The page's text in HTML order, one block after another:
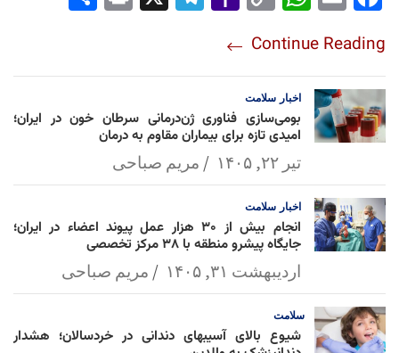
ok
Ap
p
Lin
k
l
Continue Reading
اخبار سلامت
بومی‌سازی فناوری ژن‌درمانی سرطان خون در ایران؛
امیدی تازه برای بیماران مقاوم به درمان
تیر ۲۲, ۱۴۰۵ مریم صباحی
اخبار سلامت
انجام بیش از ۳۰ هزار عمل پیوند اعضاء در ایران؛
جایگاه پیشرو منطقه با ۳۸ مرکز تخصصی
اردیبهشت ۳۱, ۱۴۰۵ مریم صباحی
سلامت
شیوع بالای آسیبهای دندانی در خردسالان؛ هشدار